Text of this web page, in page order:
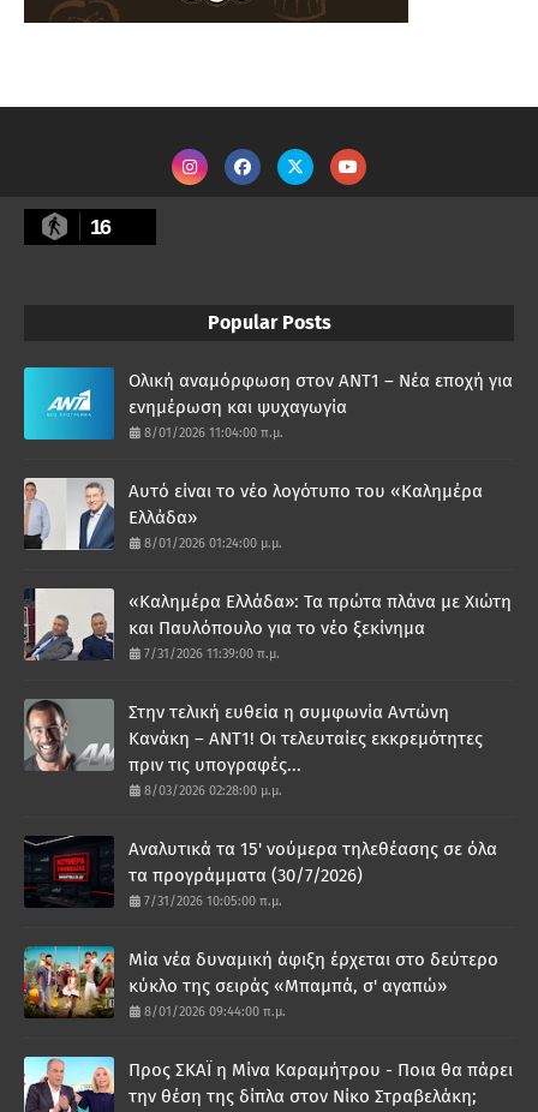
16
Popular Posts
Ολική αναμόρφωση στον ΑΝΤ1 – Νέα εποχή για
ενημέρωση και ψυχαγωγία
8/01/2026 11:04:00 π.μ.
Αυτό είναι το νέο λογότυπο του «Καλημέρα
Ελλάδα»
8/01/2026 01:24:00 μ.μ.
«Καλημέρα Ελλάδα»: Τα πρώτα πλάνα με Χιώτη
και Παυλόπουλο για το νέο ξεκίνημα
7/31/2026 11:39:00 π.μ.
Στην τελική ευθεία η συμφωνία Αντώνη
Κανάκη – ΑΝΤ1! Οι τελευταίες εκκρεμότητες
πριν τις υπογραφές...
8/03/2026 02:28:00 μ.μ.
Αναλυτικά τα 15' νούμερα τηλεθέασης σε όλα
τα προγράμματα (30/7/2026)
7/31/2026 10:05:00 π.μ.
Μία νέα δυναμική άφιξη έρχεται στο δεύτερο
κύκλο της σειράς «Μπαμπά, σ' αγαπώ»
8/01/2026 09:44:00 π.μ.
Προς ΣΚΑΪ η Μίνα Καραμήτρου - Ποια θα πάρει
την θέση της δίπλα στον Νίκο Στραβελάκη;